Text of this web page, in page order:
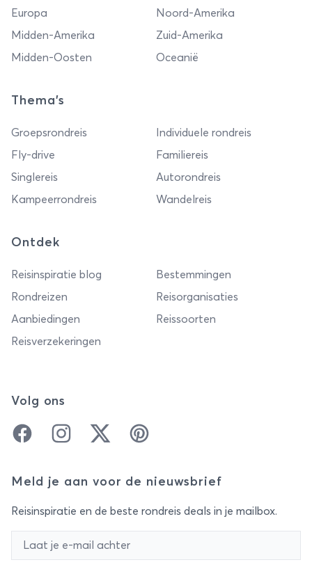
Europa
Noord-Amerika
Midden-Amerika
Zuid-Amerika
Midden-Oosten
Oceanië
Thema's
Groepsrondreis
Individuele rondreis
Fly-drive
Familiereis
Singlereis
Autorondreis
Kampeerrondreis
Wandelreis
Ontdek
Reisinspiratie blog
Bestemmingen
Rondreizen
Reisorganisaties
Aanbiedingen
Reissoorten
Reisverzekeringen
Volg ons
FacebookInstagramTwitter Pinterest
Meld je aan voor de nieuwsbrief
Reisinspiratie en de beste rondreis deals in je mailbox.